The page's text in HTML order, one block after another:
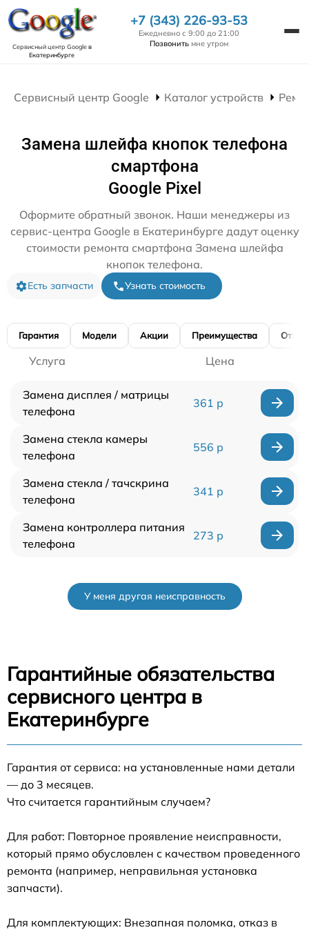
Сервисный центр Googleв
Екатеринбурге
+7 (343) 226-93-53
Ежедневно с 9:00 до 21:00
Позвонить мне утром
Сервисный центр Google Каталог устройств
Замена шлейфа кнопок телефона
смартфона
Google Pixel
Оформите обратный звонок. Наши менеджеры из
сервис-центра Google в Екатеринбурге дадут оценку
стоимости ремонта смартфона Замена шлейфа
кнопок телефона.
Есть запчасти Узнать стоимость
Гарантия Модели Акции Преимущества
Услуга Цена
Замена дисплея / матрицы
телефона
361 р
Замена стекла камеры
телефона
556 р
Замена стекла / тачскрина
телефона
341 р
Замена контроллера питания
телефона
273 р
У меня другая неисправность
Гарантийные обязательства
сервисного центра в
Екатеринбурге
Гарантия от сервиса: на установленные нами детали
— до 3 месяцев.
Что считается гарантийным случаем?
Для работ: Повторное проявление неисправности,
который прямо обусловлен с качеством проведенного
ремонта (например, неправильная установка
запчасти).
Для комплектующих: Внезапная поломка, отказ в